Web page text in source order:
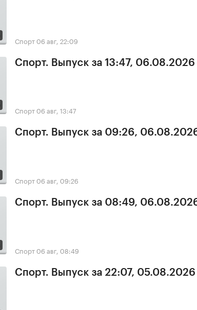
Спорт 06 авг, 22:09
Спорт. Выпуск за 13:47, 06.08.2026
Спорт 06 авг, 13:47
Спорт. Выпуск за 09:26,
Спорт 06 авг, 09:26
Спорт. Выпуск за 08:49,
Спорт 06 авг, 08:49
Спорт. Выпуск за 22:07, 05.08.2026